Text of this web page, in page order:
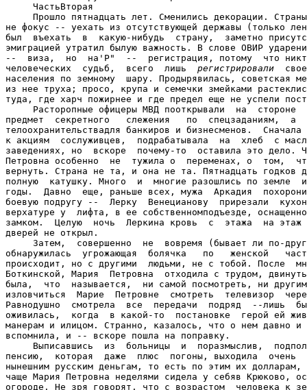
регистрировали
своевольное   перемещение
населения по земному  шару. Продырявилась, советская мешковина;  просыпалась
из нее труха; просо, крупа и семечки змейками растеклись по всем сторонам --
туда, где харч пожирнее и где предел еще не успели поставить.
     Расторопные офицеры МВД пооткрывали  на  стороне  фирмы  Пинкертона  на
предмет  секретного   слежения   по  спецзаданиям,  а  также   для  частного
телоохранительствадля банкиров и бизнесменов.  Сначала Фофанова подключалась
к акциям  сослуживцев,  подрабатывала  на  хлеб  с маслом  в  новых  сыскных
заведениях, но  вскоре  почему-то  оставила это дело. Честно сказать,  Мария
Петровна особенно  не  тужила о  переменах, о  том,  что  сплыло и  чего  не
вернуть. Страна не та, и она не та. Пятнадцать годков для женщины -- срок на
полную  катушку. Много  и  многие разошлись по земле  и в землю ушли за  эти
годы.  Давно  еще, раньше всех, мужа  Аркадия  похоронила. А  недавно лучшую
боевую подругу --  Лерку  Венецианову  прирезали  кухонным ножом. И  где! На
верхатуре у  лифта, в ее собственномподъезде, оснащенном кодовым специальным
замком.  Целую  ночь  Леркина кровь  с  этажа  на этаж капала. Никто до утра
дверей не открыл.
     Затем,  совершенно  не  вовремя (бывает ли по-другому?  ),  у Фофановой
обнаружилась  угрожающая  болячка   по   женской   части;  что   обыкновенно
происходит, но с другими  людьми, не с тобой. После  многочасовой операции в
Боткинской, Мария  Петровна  отходила с трудом, двинуться было  больно. Рана
была,  что  называется,  ни самой посмотреть, ни другим  показать.  Пришлось
изловчиться  Марие  Петровне  смотреть  телевизор  через  ручное  зеркальце.
Равнодушно  смотрела  все  передачи  подряд  --лишь  бы  забыться.   Однажды
оживилась,  когда  в какой-то  постановке  герой ей живо напомнил Санечку  и
манерам и илицом. Странно, казалось, что о нем давно и  думать забыла. А тут
вспомнила, и -- вскоре пошла на поправку.
     Выписавшись  из  больницы  и  поразмыслив,  подполковникФофанова  взяла
пенсию,  которая  даже  плюс  погоны, выходила  очень  даже смешной по нашим